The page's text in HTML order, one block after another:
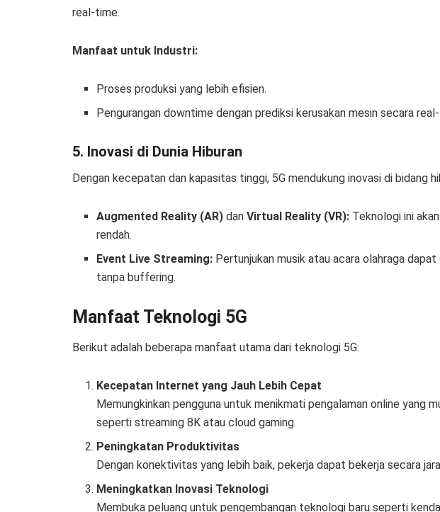
real-time.
Manfaat untuk Industri:
Proses produksi yang lebih efisien.
Pengurangan downtime dengan prediksi kerusakan mesin secara
5. Inovasi di Dunia Hiburan
Dengan kecepatan dan kapasitas tinggi, 5G mendukung inovasi di bidang
Augmented Reality (AR) danVirtual Reality (VR): Teknologi ini
rendah.
Event Live Streaming: Pertunjukan musik atau acara olahraga
tanpa buffering.
Manfaat Teknologi 5G
Berikut adalah beberapa manfaat utama dari teknologi 5G:
Kecepatan Internet yang Jauh Lebih Cepat
Memungkinkan pengguna untuk menikmati pengalaman online yang
seperti streaming 8K atau cloud gaming.
Peningkatan Produktivitas
Dengan konektivitas yang lebih baik, pekerja dapat bekerja secara
Meningkatkan Inovasi Teknologi
Membuka peluang untuk pengembangan teknologi baru seperti